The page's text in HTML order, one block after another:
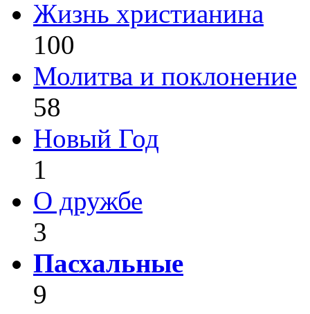
Жизнь христианина
100
Молитва и поклонение
58
Новый Год
1
О дружбе
3
Пасхальные
9